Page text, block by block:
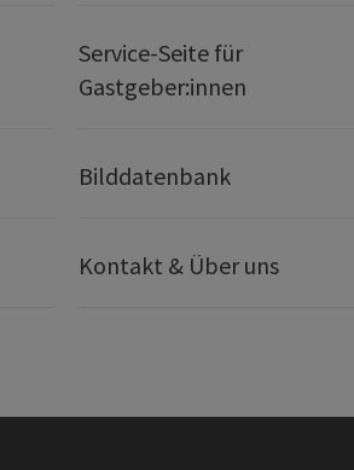
Service-Seite für
Gastgeber:innen
Bilddatenbank
Kontakt & Über uns